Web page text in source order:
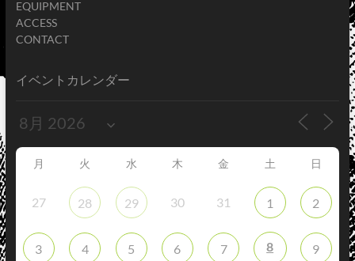
EQUIPMENT
ACCESS
CONTACT
イベントカレンダー
月 火 水 木 金 土 日
27 28 29 30 31 1 2
3 4 5 6 7 8 9